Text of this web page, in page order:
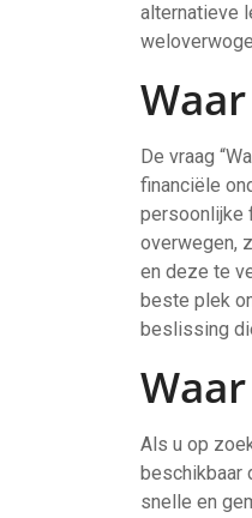
alternatieve
De vraag
financiële
persoonlijke
overwegen,
en deze te
beste plek
beslissing
Als u op
beschikbaar
snelle en